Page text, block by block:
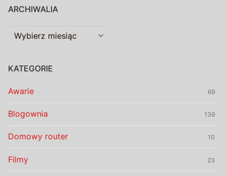
ARCHIWALIA
Archiwalia
KATEGORIE
Awarie 69
Blogownia 139
Domowy router 10
Filmy 23